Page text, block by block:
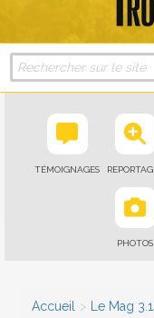
TÉMOIGNAGES
PHOTOS
Accueil Le Mag